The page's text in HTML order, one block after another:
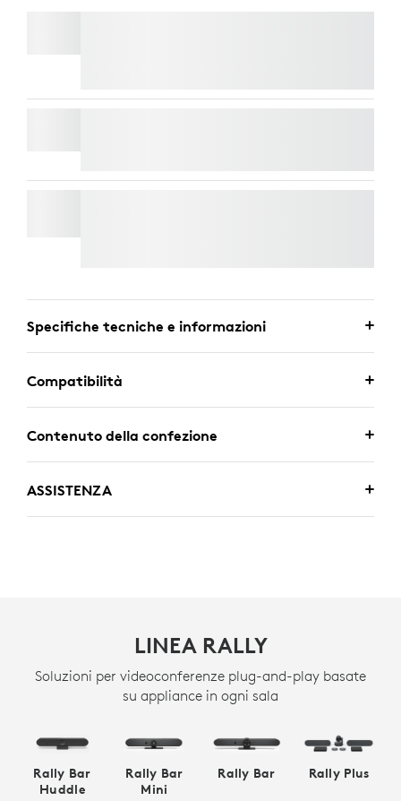
Specifiche tecniche e informazioni
Compatibilità
Contenuto della confezione
ASSISTENZA
LINEA RALLY
Soluzioni per videoconferenze plug-and-play basate
su appliance in ogni sala
Rally Bar
Huddle
Rally Bar
Mini
Rally Bar Rally Plus